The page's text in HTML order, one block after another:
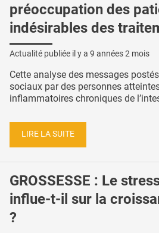
préoccupation des
indésirables des
Actualité publiée il y a 9 années 2 mois
Cette analyse des messages
sociaux par des personnes
inflammatoires chroniques de
LIRE LA SUITE
GROSSESSE : Le
influe-t-il sur la
?